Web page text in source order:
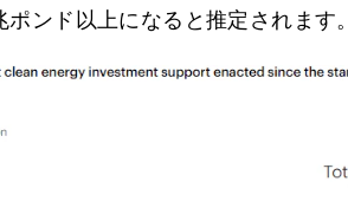
ポンド以上になると推定されます。